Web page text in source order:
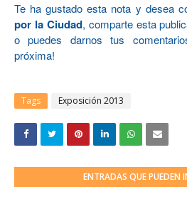
Te ha gustado esta nota y desea
por la Ciudad, comparte esta
o puedes darnos tus
próxima!
Tags Exposición 2013
ENTRADAS QUE PUEDEN